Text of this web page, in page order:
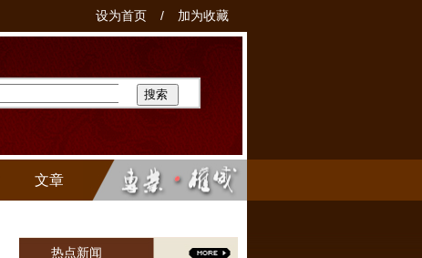
加为收藏
设为首页 /
文章
热点新闻